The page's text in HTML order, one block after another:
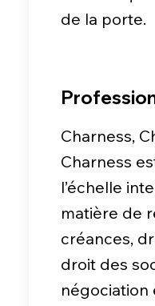
de la porte.
Charness,
Charness
l’échelle
matière de
créances,
droit des